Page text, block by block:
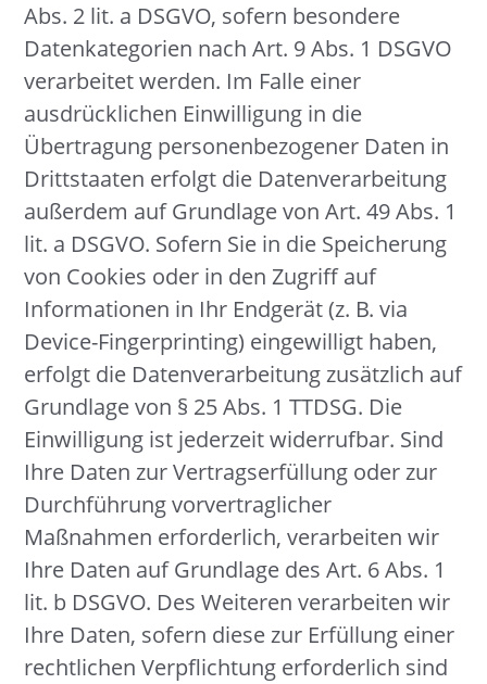
Abs. 2 lit. a DSGVO, sofern besondere
Datenkategorien nach Art. 9 Abs. 1 DSGVO
verarbeitet werden. Im Falle einer
ausdrücklichen Einwilligung in die
Übertragung personenbezogener Daten in
Drittstaaten erfolgt die Datenverarbeitung
außerdem auf Grundlage von Art. 49 Abs. 1
lit. a DSGVO. Sofern Sie in die Speicherung
von Cookies oder in den Zugriff auf
Informationen in Ihr Endgerät (z. B. via
Device-Fingerprinting) eingewilligt haben,
erfolgt die Datenverarbeitung zusätzlich auf
Grundlage von § 25 Abs. 1 TTDSG. Die
Einwilligung ist jederzeit widerrufbar. Sind
Ihre Daten zur Vertragserfüllung oder zur
Durchführung vorvertraglicher
Maßnahmen erforderlich, verarbeiten wir
Ihre Daten auf Grundlage des Art. 6 Abs. 1
lit. b DSGVO. Des Weiteren verarbeiten wir
Ihre Daten, sofern diese zur Erfüllung einer
rechtlichen Verpflichtung erforderlich sind